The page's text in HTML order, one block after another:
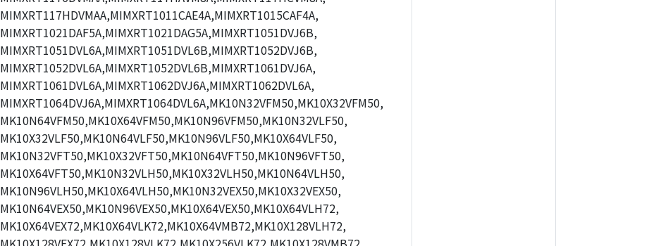
MIMXRT117HDVMAA,MIMXRT1011CAE4A,MIMXRT1015CAF4A,
MIMXRT1021DAF5A,MIMXRT1021DAG5A,MIMXRT1051DVJ6B,
MIMXRT1051DVL6A,MIMXRT1051DVL6B,MIMXRT1052DVJ6B,
MIMXRT1052DVL6A,MIMXRT1052DVL6B,MIMXRT1061DVJ6A,
MIMXRT1061DVL6A,MIMXRT1062DVJ6A,MIMXRT1062DVL6A,
MIMXRT1064DVJ6A,MIMXRT1064DVL6A,MK10N32VFM50,MK10X32VFM50,
MK10N64VFM50,MK10X64VFM50,MK10N96VFM50,MK10N32VLF50,
MK10X32VLF50,MK10N64VLF50,MK10N96VLF50,MK10X64VLF50,
MK10N32VFT50,MK10X32VFT50,MK10N64VFT50,MK10N96VFT50,
MK10X64VFT50,MK10N32VLH50,MK10X32VLH50,MK10N64VLH50,
MK10N96VLH50,MK10X64VLH50,MK10N32VEX50,MK10X32VEX50,
MK10N64VEX50,MK10N96VEX50,MK10X64VEX50,MK10X64VLH72,
MK10X64VEX72,MK10X64VLK72,MK10X64VMB72,MK10X128VLH72,